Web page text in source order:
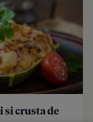
crusta de